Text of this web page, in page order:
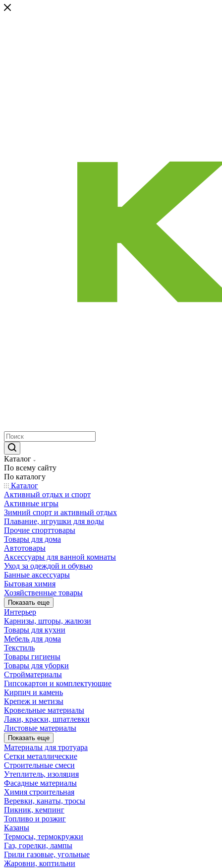
Каталог
По всему сайту
По каталогу
Каталог
Активный отдых и спорт
Активные игры
Зимний спорт и активный отдых
Плавание, игрушки для воды
Прочие спорттовары
Товары для дома
Автотовары
Аксессуары для ванной комнаты
Уход за одеждой и обувью
Банные аксессуары
Бытовая химия
Хозяйственные товары
Показать еще
Интерьер
Карнизы, шторы, жалюзи
Товары для кухни
Мебель для дома
Текстиль
Товары гигиены
Товары для уборки
Стройматериалы
Гипсокартон и комплектующие
Кирпич и камень
Крепеж и метизы
Кровельные материалы
Лаки, краски, шпатлевки
Листовые материалы
Показать еще
Материалы для тротуара
Сетки металлические
Строительные смеси
Утеплитель, изоляция
Фасадные материалы
Химия строительная
Веревки, канаты, тросы
Пикник, кемпинг
Топливо и розжиг
Казаны
Термосы, термокружки
Газ, горелки, лампы
Грили газовые, угольные
Жаровни, коптильни